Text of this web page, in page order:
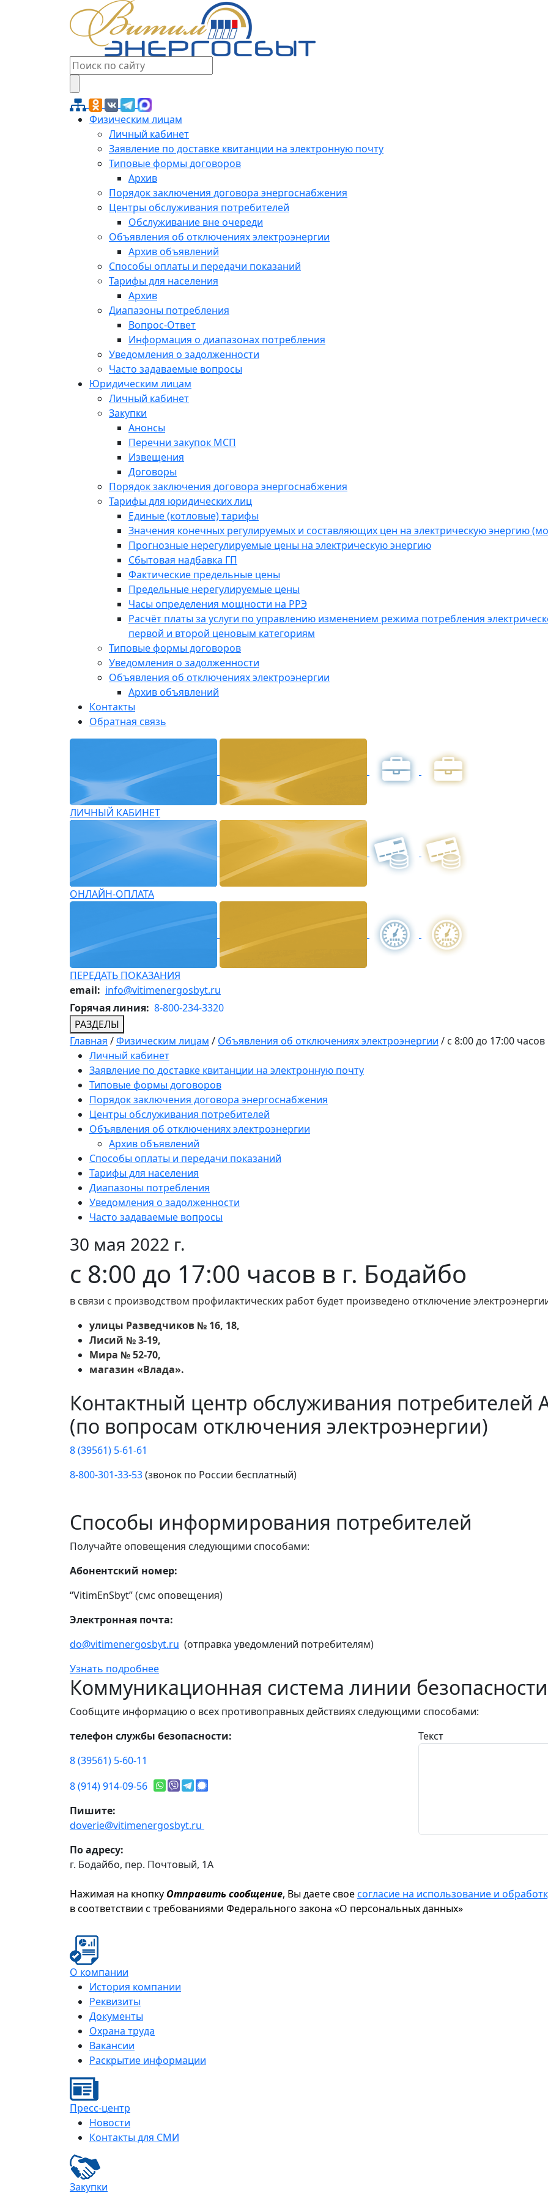
Физическим лицам
Личный кабинет
Заявление по доставке квитанции на электронную почту
Типовые формы договоров
Архив
Порядок заключения договора энергоснабжения
Центры обслуживания потребителей
Обслуживание вне очереди
Объявления об отключениях электроэнергии
Архив объявлений
Способы оплаты и передачи показаний
Тарифы для населения
Архив
Диапазоны потребления
Вопрос-Ответ
Информация о диапазонах потребления
Уведомления о задолженности
Часто задаваемые вопросы
Юридическим лицам
Личный кабинет
Закупки
Анонсы
Перечни закупок МСП
Извещения
Договоры
Порядок заключения договора энергоснабжения
Тарифы для юридических лиц
Единые (котловые) тарифы
Значения конечных регулируемых и составляющих цен на электрическую энергию
Прогнозные нерегулируемые цены на электрическую энергию
Сбытовая надбавка ГП
Фактические предельные цены
Предельные нерегулируемые цены
Часы определения мощности на РРЭ
Расчёт платы за услуги по управлению изменением режима потребления
первой и второй ценовым категориям
Типовые формы договоров
Уведомления о задолженности
Объявления об отключениях электроэнергии
Архив объявлений
Контакты
Обратная связь
ЛИЧНЫЙ КАБИНЕТ
ОНЛАЙН-ОПЛАТА
ПЕРЕДАТЬ ПОКАЗАНИЯ
email: info@vitimenergosbyt.ru
Горячая линия: 8-800-234-3320
РАЗДЕЛЫ
Главная /Физическим лицам / Объявления об отключениях электроэнергии / с 8:00 до 17:00
Личный кабинет
Заявление по доставке квитанции на электронную почту
Типовые формы договоров
Порядок заключения договора энергоснабжения
Центры обслуживания потребителей
Объявления об отключениях электроэнергии
Архив объявлений
Способы оплаты и передачи показаний
Тарифы для населения
Диапазоны потребления
Уведомления о задолженности
Часто задаваемые вопросы
30 мая 2022 г.
с 8:00 до 17:00 часов в г. Бодайбо
в связи с производством профилактических работ будет произведено отключение
улицы Разведчиков № 16, 18,
Лисий № 3-19,
Мира № 52-70,
магазин «Влада».
Контактный центр обслуживания потребителей
(по вопросам отключения электроэнергии)
8 (39561) 5-61-61
8-800-301-33-53(звонок по России бесплатный)
Способы информирования потребителей
Получайте оповещения следующими способами:
Абонентский номер:
“VitimEnSbyt” (смс оповещения)
Электронная почта:
do@vitimenergosbyt.ru (отправка уведомлений потребителям)
Узнать подробнее
Коммуникационная система линии безопасности
Сообщите информацию о всех противоправных действиях следующими способами:
телефон службы безопасности:
8 (39561) 5-60-11
8 (914) 914-09-56
Пишите:
doverie@vitimenergosbyt.ru
По адресу:
г. Бодайбо, пер. Почтовый, 1А
Текст
Нажимая на кнопку Отправить сообщение, Вы даете своесогласие на использование и
в соответствии с требованиями Федерального закона «О персональных данных»
О компании
История компании
Реквизиты
Документы
Охрана труда
Вакансии
Раскрытие информации
Пресс-центр
Новости
Контакты для СМИ
Закупки